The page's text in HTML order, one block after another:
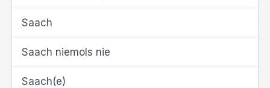
Saach
Saach niemols nie
Saach(e)